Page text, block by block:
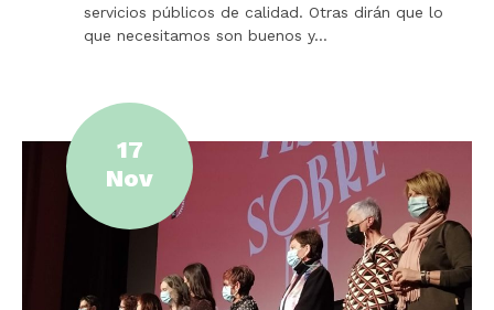
servicios públicos de calidad. Otras dirán que lo
que necesitamos son buenos y…
17
Nov